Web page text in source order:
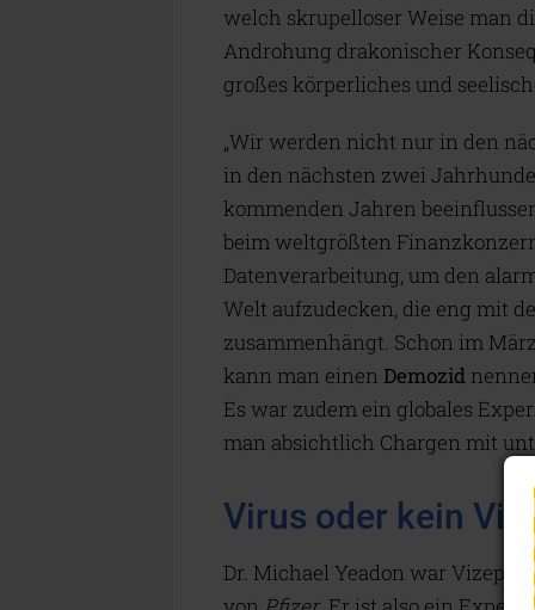
welch skrupelloser Weise man
Androhung drakonischer
großes körperliches und
„Wir werden nicht nur in den
in den nächsten zwei
kommenden Jahren
beim weltgrößten
Datenverarbeitung, um den
Welt aufzudecken, die eng mit
zusammenhängt. Schon im
kann man einen Demozid
Es war zudem ein globales
man absichtlich Chargen mit
Virus oder kein
Dr. Michael Yeadon war